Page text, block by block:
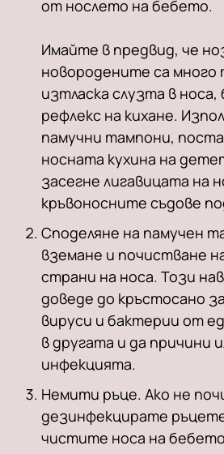
от нослето на бебето.
Имайте в предвид, че
новородените са много
изтласка слузта в
рефлекс на кихане.
памучни тампони,
носната кухина на
засегне лигавицата на
кръвоносните съдове
Споделяне на памучен
вземане и почистване
страни на носа. Този
доведе до кръстосано
вируси и бактерии от
в другата и да причини
инфекцията.
Немити ръце. Ако не
дезинфекцирате
чистите носа на